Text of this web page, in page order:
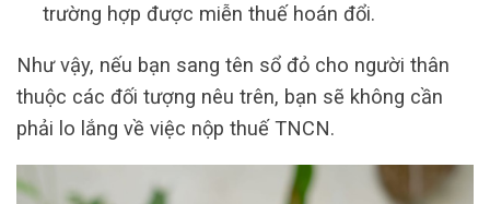
trường hợp được miễn thuế hoán đổi.
Như vậy, nếu bạn sang tên sổ đỏ cho người thân
thuộc các đối tượng nêu trên, bạn sẽ không cần
phải lo lắng về việc nộp thuế TNCN.